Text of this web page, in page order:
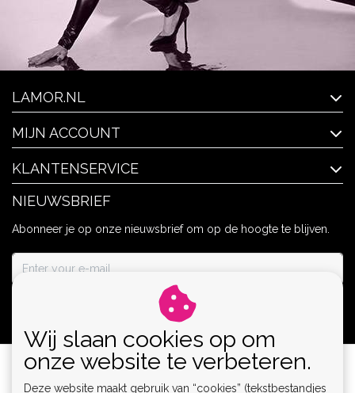
LAMOR.NL
MIJN ACCOUNT
KLANTENSERVICE
NIEUWSBRIEF
Abonneer je op onze nieuwsbrief om op de hoogte te blijven.
Wij slaan cookies op om
onze website te verbeteren.
Deze website maakt gebruik van “cookies” (tekstbestandjes